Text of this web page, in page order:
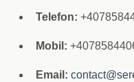
Telefon:
Mobil:
Email: